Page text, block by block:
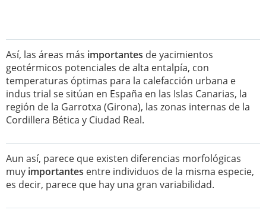
Así, las áreas más importantes de yacimientos
geotérmicos potenciales de alta entalpía, con
temperaturas óptimas para la calefacción urbana e
indus trial se sitúan en España en las Islas Canarias, la
región de la Garrotxa (Girona), las zonas internas de la
Cordillera Bética y Ciudad Real.
Aun así, parece que existen diferencias morfológicas
muy importantes entre individuos de la misma especie,
es decir, parece que hay una gran variabilidad.